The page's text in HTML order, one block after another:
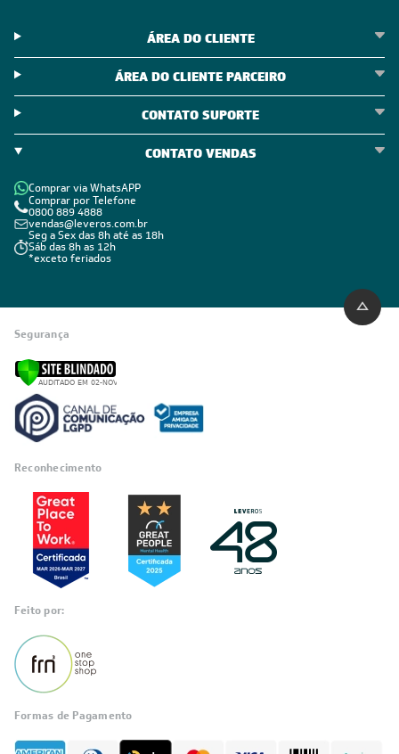
ÁREA DO CLIENTE
ÁREA DO CLIENTE PARCEIRO
CONTATO SUPORTE
CONTATO VENDAS
Comprar via WhatsAPP
Comprar por Telefone
0800 889 4888
vendas@leveros.com.br
Seg a Sex das 8h até as 18h
Sáb das 8h as 12h
*exceto feriados
Segurança
Reconhecimento
Feito por:
Formas de Pagamento